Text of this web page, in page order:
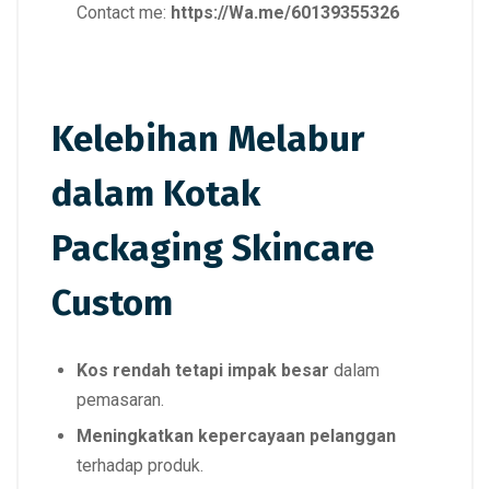
Contact me: https://Wa.me/60139355326
Kelebihan Melabur
dalam Kotak
Packaging Skincare
Custom
Kos rendah tetapi impak besar dalam
pemasaran.
Meningkatkan kepercayaan pelanggan
terhadap produk.